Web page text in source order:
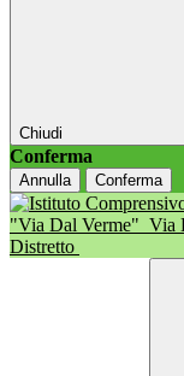
Chiudi
Conferma
Annulla Conferma
"Via Dal Verme" Via
Distretto